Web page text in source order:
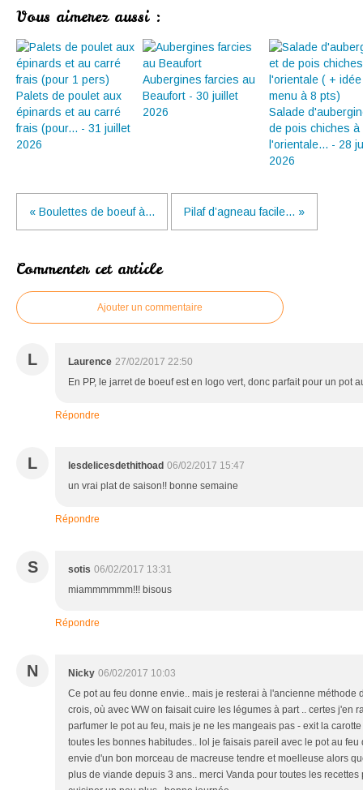
Vous aimerez aussi :
Palets de poulet aux
épinards et au carré
frais (pour... - 31 juillet
2026
Aubergines farcies au
Beaufort - 30 juillet
2026
Salade
de pois chiches à
l'orientale... - 28
2026
« Boulettes de boeuf à... Pilaf d’agneau facile... »
Commenter cet article
Ajouter un commentaire
L Laurence 27/02/2017 22:50
En PP, le jarret de boeuf est en logo vert, donc parfait pour un pot
Répondre
L lesdelicesdethithoad 06/02/2017 15:47
un vrai plat de saison!! bonne semaine
Répondre
S sotis 06/02/2017 13:31
miammmmmm!!! bisous
Répondre
N Nicky 06/02/2017 10:03
Ce pot au feu donne envie.. mais je resterai à l'ancienne méthode
crois, où avec WW on faisait cuire les légumes à part .. certes j'en
parfumer le pot au feu, mais je ne les mangeais pas - exit la
toutes les bonnes habitudes.. lol je faisais pareil avec le pot au feu
envie d'un bon morceau de macreuse tendre et moelleuse alors
plus de viande depuis 3 ans.. merci Vanda pour toutes les